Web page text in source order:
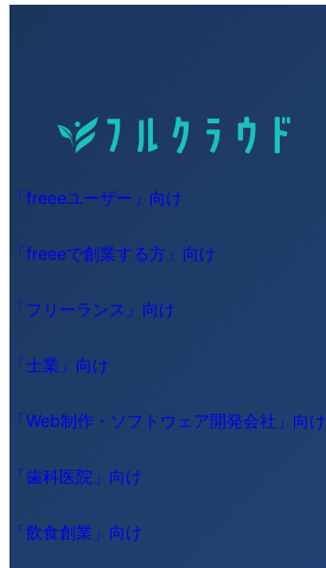
「freeeユーザー」向け
「freeeで創業する方」向け
「フリーランス」向け
「士業」向け
「Web制作・ソフトウェア開発会社」向け
「歯科医院」向け
「飲食創業」向け